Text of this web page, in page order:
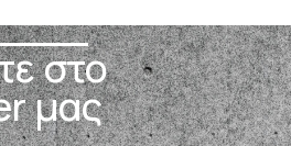
στο
μας